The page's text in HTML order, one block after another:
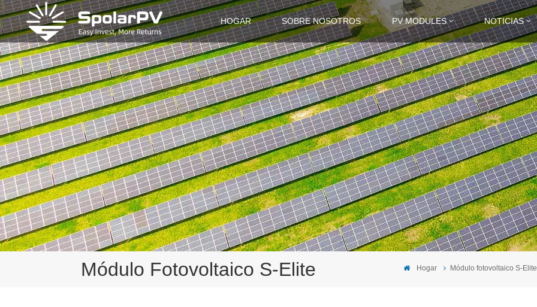
HOGAR SOBRE NOSOTROS PV MODULES NOTICIAS
Módulo Fotovoltaico S-Elite Hogar Módulo fotovoltaico S-Elite